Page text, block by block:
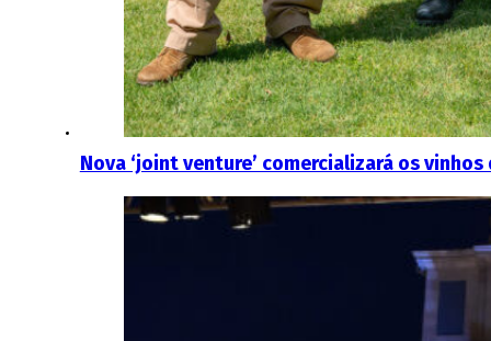
Nova ‘joint venture’ comercializará os